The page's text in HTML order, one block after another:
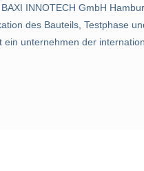
INNOTECH GmbH
des Bauteils, Testphase
unternehmen der